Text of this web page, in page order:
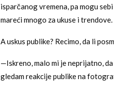
isparčanog vremena, pa mogu
mareći mnogo za ukuse i trendove.
A uskus publike? Recimo, da li
—Iskreno, malo mi je neprijatno,
gledam reakcije publike na